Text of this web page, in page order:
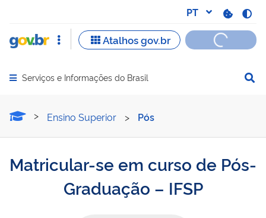
Abrir menu principal de navegação
Serviços e Informações do Brasil
Matricular-se em curso
Ensino Superior > Pós
Matricular-se em curso de Pós-
Graduação – IFSP